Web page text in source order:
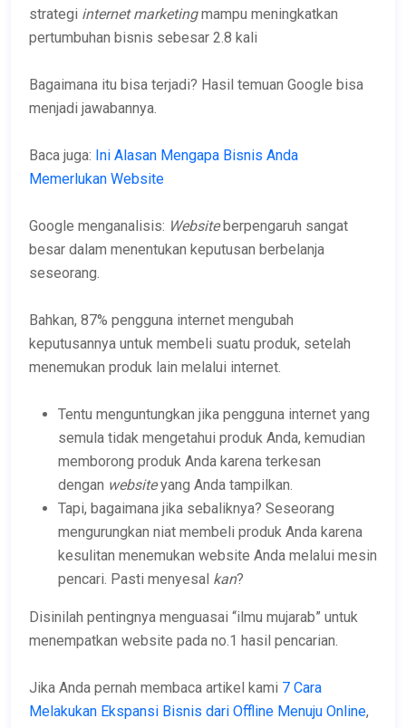
strategi internet marketingmampu meningkatkan
pertumbuhan bisnis sebesar 2.8 kali
Bagaimana itu bisa terjadi? Hasil temuan Google bisa
menjadi jawabannya.
Baca juga: Ini Alasan Mengapa Bisnis Anda
Memerlukan Website
Google menganalisis: Websiteberpengaruh sangat
besar dalam menentukan keputusan berbelanja
seseorang.
Bahkan, 87% pengguna internet mengubah
keputusannya untuk membeli suatu produk, setelah
menemukan produk lain melalui internet.
Tentu menguntungkan jika pengguna internet yang
semula tidak mengetahui produk Anda, kemudian
memborong produk Anda karena terkesan
dengan websiteyang Anda tampilkan.
Tapi, bagaimana jika sebaliknya? Seseorang
mengurungkan niat membeli produk Anda karena
kesulitan menemukan website Anda melalui mesin
pencari. Pasti menyesal kan?
Disinilah pentingnya menguasai “ilmu mujarab” untuk
menempatkan website pada no.1 hasil pencarian.
Jika Anda pernah membaca artikel kami 7 Cara
Melakukan Ekspansi Bisnis dari Offline Menuju Online,